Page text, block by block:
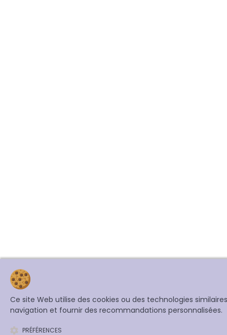
Ce site Web utilise des cookies ou des technologies
navigation et fournir des recommandations personnalisées.
PRÉFÉRENCES